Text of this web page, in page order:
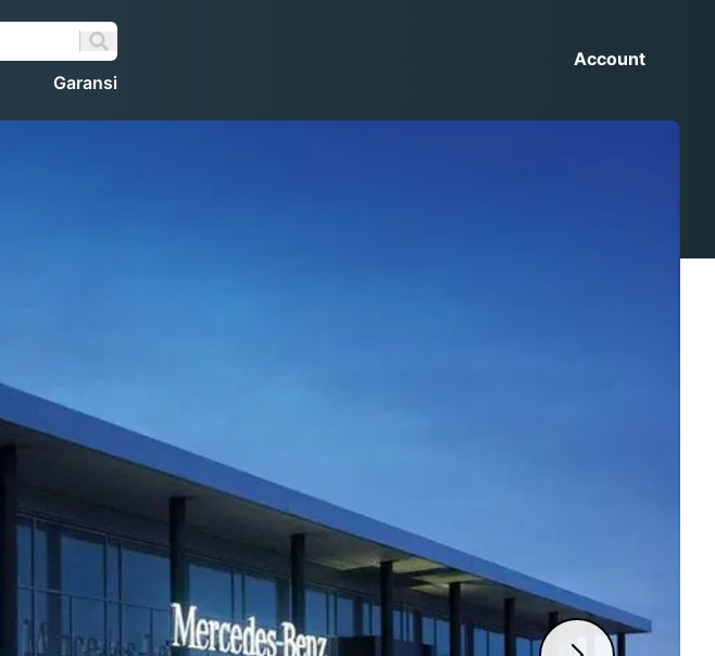
Garansi
Account